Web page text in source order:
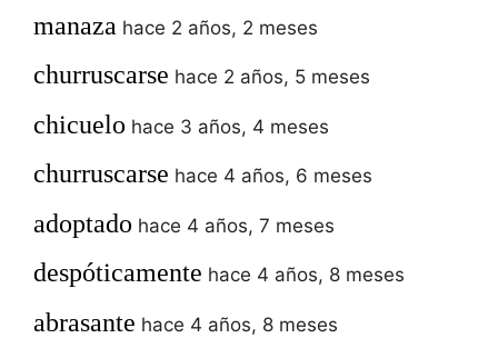
manaza hace 2 años, 2 meses
churruscarse hace 2 años, 5 meses
chicuelo hace 3 años, 4 meses
churruscarse hace 4 años, 6 meses
adoptado hace 4 años, 7 meses
despóticamente hace 4 años, 8 meses
abrasante hace 4 años, 8 meses